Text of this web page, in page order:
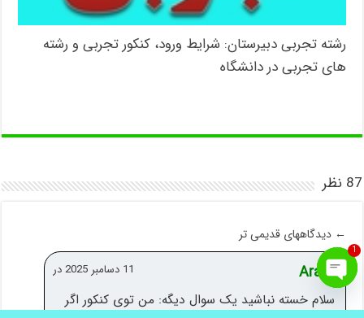
رشته تجربی دبیرستان: شرایط ورود، کنکور تجربی و رشته
های تجربی در دانشگاه
87 نظر
← دیدگاههای قدیمی تر
Aram 11 دسامبر 2025 در
سلام خسته نباشید یک سوال دیگه: من توی کنکور اگر
.برای رزرو مشاوره کنکور ماهانه یا سالانهاینجاکلیک کنید
Open
chaty
1